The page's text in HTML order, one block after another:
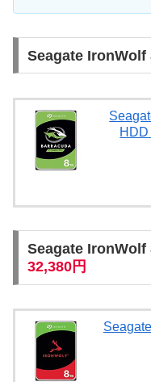
Seagate IronWolf
Seagate IronWolf
32,380円